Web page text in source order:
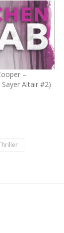
–
Altair #2)